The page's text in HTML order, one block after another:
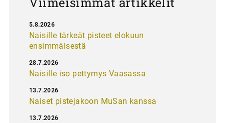
Naisille tärkeät pisteet elokuun
ensimmäisestä
5.8.2026
Naisille iso pettymys Vaasassa
28.7.2026
Naiset pistejakoon MuSan kanssa
13.7.2026
13.7.2026